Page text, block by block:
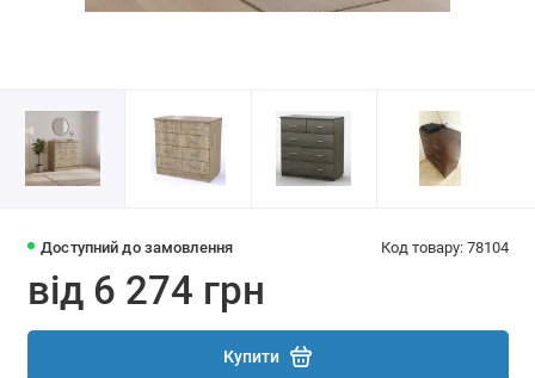
Доступний до замовлення Код товару: 78104
від 6 274 грн
Купити